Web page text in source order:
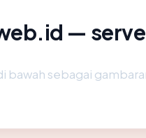
—
bawah sebagai